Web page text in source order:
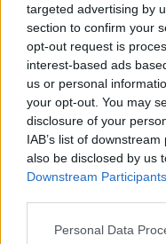
targeted advertising by
section to confirm your
opt-out request is
interest-based ads
us or personal
your opt-out. You may
disclosure of your
IAB’s list of
also be disclosed by us
Downstream Participants
Please note that this
Personal Data